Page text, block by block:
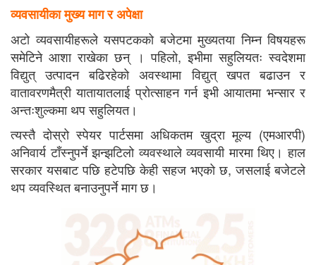
व्यवसायीका मुख्य माग र अपेक्षा
अटो व्यवसायीहरूले यसपटकको बजेटमा मुख्यतया निम्न विषयहरू
समेटिने आशा राखेका छन् । पहिलो, इभीमा सहुलियतः स्वदेशमा
विद्युत् उत्पादन बढिरहेको अवस्थामा विद्युत् खपत बढाउन र
वातावरणमैत्री यातायातलाई प्रोत्साहन गर्न इभी आयातमा भन्सार र
अन्तःशुल्कमा थप सहुलियत।
त्यस्तै दोस्रो स्पेयर पार्टसमा अधिकतम खुद्रा मूल्य (एमआरपी)
अनिवार्य टाँस्नुपर्ने झन्झटिलो व्यवस्थाले व्यवसायी मारमा थिए। हाल
सरकार यसबाट पछि हटेपछि केही सहज भएको छ, जसलाई बजेटले
थप व्यवस्थित बनाउनुपर्ने माग छ।